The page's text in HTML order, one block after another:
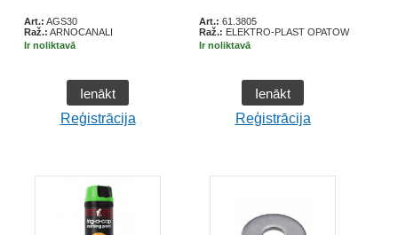
Art.: AGS30
Raž.: ARNOCANALI
Ir noliktavā
Ienākt
Reģistrācija
Art.: 61.3805
Raž.: ELEKTRO-PLAST OPATOWEK
Ir noliktavā
Ienākt
Reģistrācija